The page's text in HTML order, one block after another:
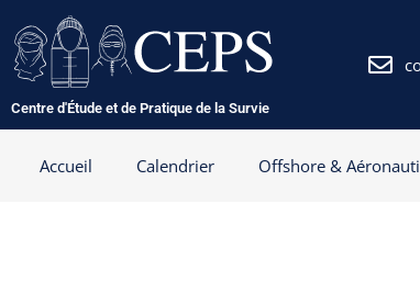
au
contenu
Centre d'Étude et de Pratique de la Survie
Accueil Calendrier Offshore &